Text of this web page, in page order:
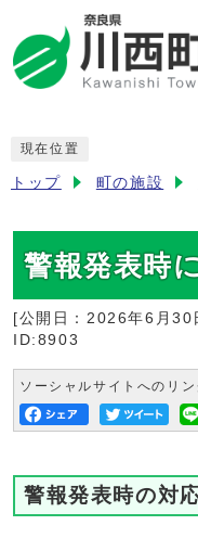
現在位置
トップ 町の施設
警報発表時
[公開日： 2026年6月30
ID:8903
ソーシャルサイトへのリ
警報発表時の対